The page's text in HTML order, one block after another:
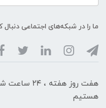
ما را در شبکه‌های اجتماعی دنبال
هفت روز
هستیم